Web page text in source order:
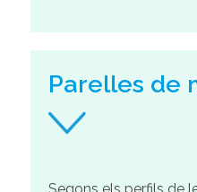
Parelles de